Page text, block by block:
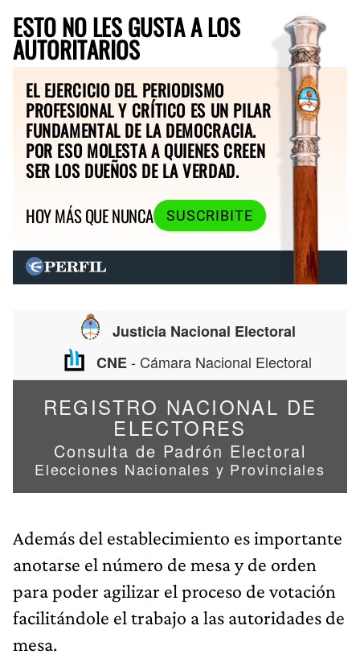
ESTO NO LES GUSTA A LOS
AUTORITARIOS
EL EJERCICIO DEL PERIODISMO
PROFESIONAL Y CRÍTICO ES UN PILAR
FUNDAMENTAL DE LA DEMOCRACIA.
POR ESO MOLESTA A QUIENES CREEN
SER LOS DUEÑOS DE LA VERDAD.
HOY MÁS QUE NUNCA
SUSCRIBITE
Además del establecimiento es importante
anotarse el número de mesa y de orden
para poder agilizar el proceso de votación
facilitándole el trabajo a las autoridades de
mesa.